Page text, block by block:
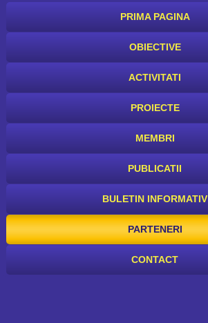
PRIMA PAGINA
OBIECTIVE
ACTIVITATI
PROIECTE
MEMBRI
PUBLICATII
BULETIN INFORMATIV
PARTENERI
CONTACT